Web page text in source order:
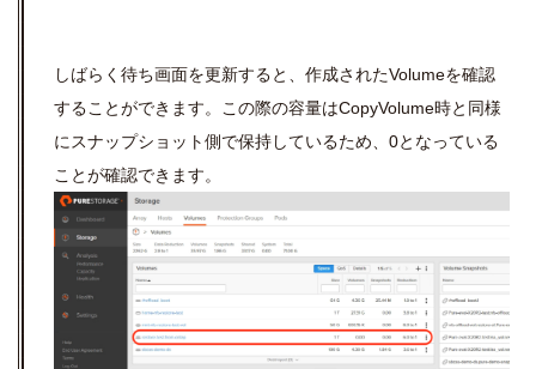
しばらく待ち画面を更新すると、作成されたVolumeを確認
することができます。この際の容量はCopyVolume時と同様
にスナップショット側で保持しているため、0となっている
ことが確認できます。